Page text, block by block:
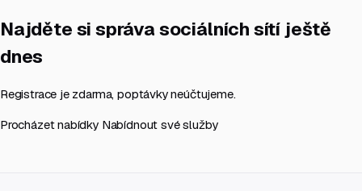
Najděte si správa sociálních sítí ještě
dnes
Registrace je zdarma, poptávky neúčtujeme.
Procházet nabídky Nabídnout své služby